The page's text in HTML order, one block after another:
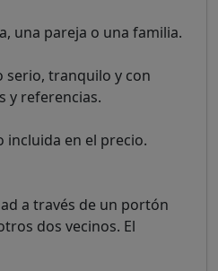
una pareja o una familia.
serio, tranquilo y con
y referencias.
incluida en el precio.
a través de un portón
dos vecinos. El